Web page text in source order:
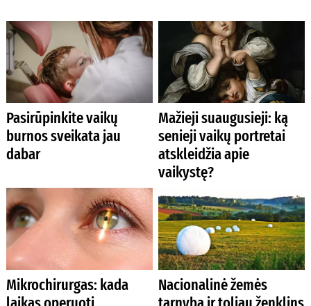
Pasirūpinkite vaikų
burnos sveikata jau
dabar
Mažieji suaugusieji: ką
senieji vaikų portretai
atskleidžia apie
vaikystę?
Mikrochirurgas: kada
Nacionalinė žemės